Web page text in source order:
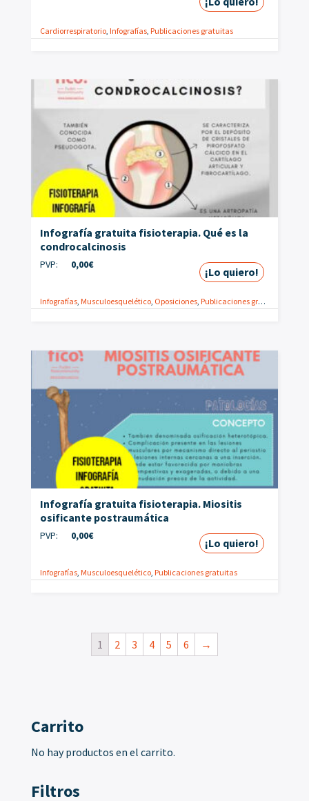
Cardiorrespiratorio, Infografías, Publicaciones gratuitas
Infografía gratuita fisioterapia. Qué es la
condrocalcinosis
PVP: 0,00€
¡Lo quiero!
Infografías, Musculoesquelético, Oposiciones, Publicaciones gratuitas
Infografía gratuita fisioterapia. Miositis
osificante postraumática
PVP: 0,00€
¡Lo quiero!
Infografías, Musculoesquelético, Publicaciones gratuitas
1 2 3 4 5 6 →
Carrito
No hay productos en el carrito.
Filtros